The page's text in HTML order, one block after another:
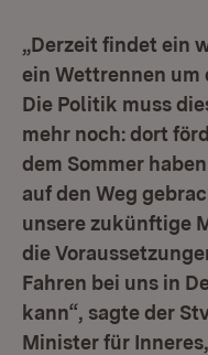
„Derzeit findet ein
ein Wettrennen
Die Politik muss
mehr noch: dort
dem Sommer
auf den Weg
unsere zukünftige
die
Fahren bei uns in
kann“, sagte der
Minister für